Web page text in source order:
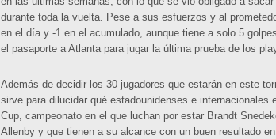
durante toda la vuelta. Pese a sus esfuerzos y al
en el día y -1 en el acumulado, aunque tiene a solo 5
el pasaporte a Atlanta para jugar la última prueba de los
Además de decidir los 30 jugadores que estarán en este
sirve para dilucidar qué estadounidenses e internacionales
Cup, campeonato en el que luchan por estar Brandt
Allenby y que tienen a su alcance con un buen resultado